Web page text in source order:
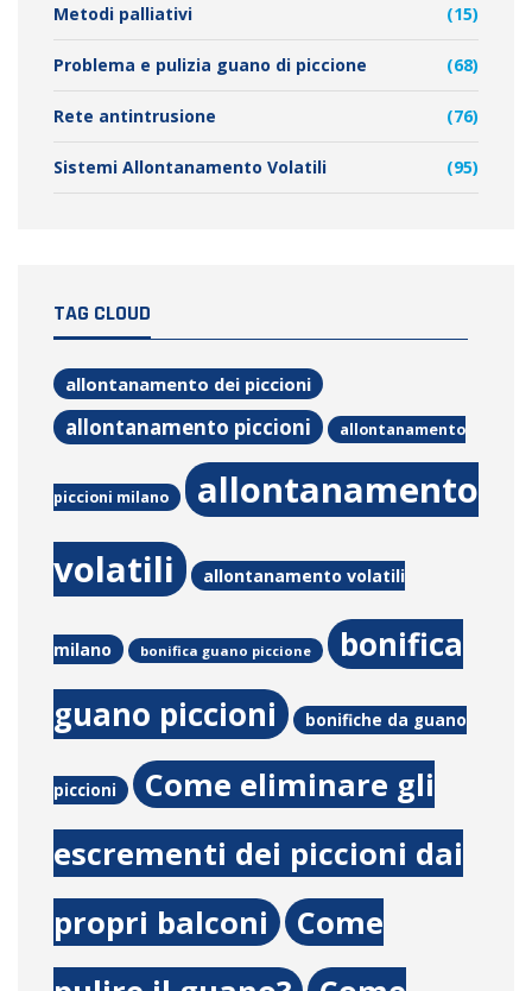
Metodi palliativi (15)
Problema e pulizia guano di piccione (68)
Rete antintrusione (76)
Sistemi Allontanamento Volatili (95)
TAG CLOUD
allontanamento dei piccioni
allontanamento piccioni allontanamento
piccioni milano
allontanamento
volatili
allontanamento volatili
milano bonifica guano piccione
bonifica
guano piccioni
bonifiche da guano
piccioni
Come eliminare gli
escrementi dei piccioni dai
propri balconi
Come